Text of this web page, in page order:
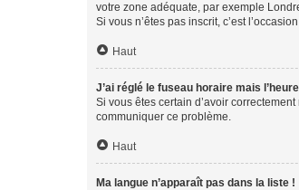
votre zone adéquate, par exemple
Si vous n’êtes pas inscrit, c’est
Haut
J’ai réglé le fuseau horaire mais
Si vous êtes certain d’avoir
communiquer ce problème.
Haut
Ma langue n’apparaît pas dans la liste !